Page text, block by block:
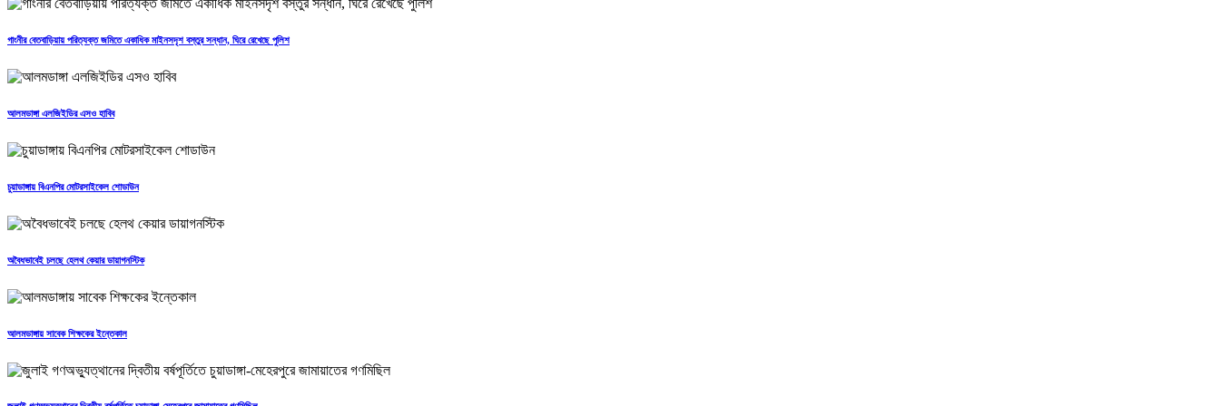
গাংনীর বেতবাড়িয়ায় পরিত্যক্ত জমিতে একাধিক মাইনসদৃশ বস্তুর সন্ধান, ঘিরে রেখেছে পুলিশ
আলমডাঙ্গা এলজিইডির এসও হাবিব
চুয়াডাঙ্গায় বিএনপির মোটরসাইকেল শোডাউন
অবৈধভাবেই চলছে হেলথ কেয়ার ডায়াগনস্টিক
আলমডাঙ্গায় সাবেক শিক্ষকের ইন্তেকাল